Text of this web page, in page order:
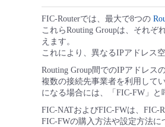
FIC-Routerでは、最大で8つの
これらRouting Groupは、それ
えます。
これにより、異なるIPアドレス
Routing Group間でのIPアドレス
複数の接続先事業者を利用して
になる場合には、「FIC-FW」と
FIC-NATおよびFIC-FWは、FIC-
FIC-FWの購入方法や設定方法に